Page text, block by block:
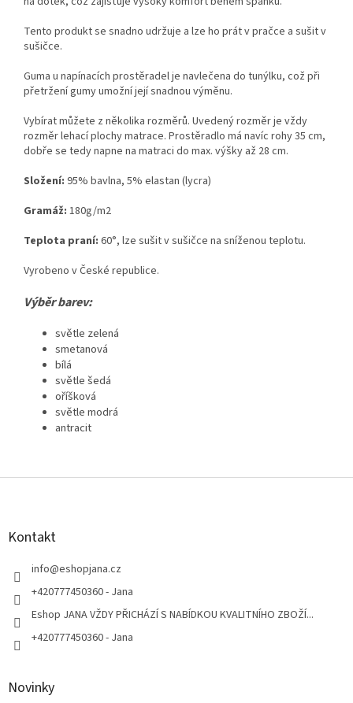
Tento produkt se snadno udržuje a lze ho prát v pračce a sušit v
sušičce.
Guma u napínacích prostěradel je navlečena do tunýlku, což při
přetržení gumy umožní její snadnou výměnu.
Vybírat můžete z několika rozměrů. Uvedený rozměr je vždy
rozměr lehací plochy matrace. Prostěradlo má navíc rohy 35 cm,
dobře se tedy napne na matraci do max. výšky až 28 cm.
Složení: 95% bavlna, 5% elastan (lycra)
Gramáž: 180g/m2
Teplota praní: 60°, lze sušit v sušičce na sníženou teplotu.
Vyrobeno v České republice.
Výběr barev:
světle zelená
smetanová
bílá
světle šedá
oříšková
světle modrá
antracit
Z
Kontakt
info@eshopjana.cz
+420777450360 - Jana
Eshop JANA VŽDY PŘICHÁZÍ S NABÍDKOU KVALITNÍHO ZBOŽÍ...
+420777450360 - Jana
Novinky